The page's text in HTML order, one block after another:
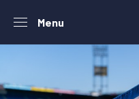
Menu